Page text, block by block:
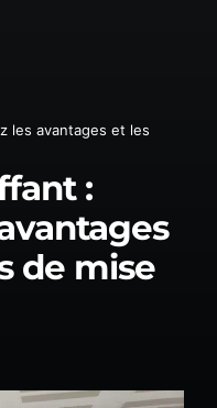
les avantages et les
:
de mise